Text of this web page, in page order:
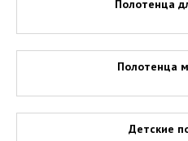
Полотенца
Полотенца
Детские